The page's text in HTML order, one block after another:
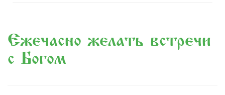
Ежечасно желать встречи
с Богом